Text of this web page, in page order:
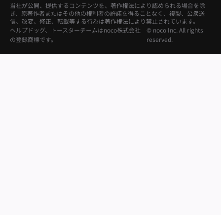
当社が公開、提供するコンテンツを、著作権法により認められる場合を除
き、原著作者またはその他の権利者の許諾を得ることなく、複製、公衆送
信、改変、修正、転載等する行為は著作権法により禁止されています。
ヘルプドッグ、トースターチームはnoco株式会社
の登録商標です。
© noco Inc. All rights
reserved.